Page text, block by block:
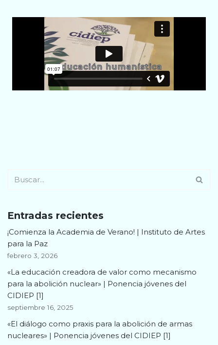
Entradas recientes
¡Comienza la Academia de Verano! | Instituto de Artes
para la Paz
febrero 3, 2026
«La educación creadora de valor como mecanismo
para la abolición nuclear» | Ponencia jóvenes del
CIDIEP [1]
septiembre 16, 2025
«El diálogo como praxis para la abolición de armas
nucleares» | Ponencia jóvenes del CIDIEP [1]